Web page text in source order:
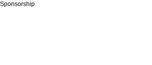
Sponsorship